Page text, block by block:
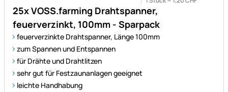
25x VOSS.farming Drahtspanner,
feuerverzinkt, 100mm - Sparpack
feuerverzinkte Drahtspanner, Länge 100mm
zum Spannen und Entspannen
für Drähte und Drahtlitzen
sehr gut für Festzaunanlagen geeignet
leichte Handhabung